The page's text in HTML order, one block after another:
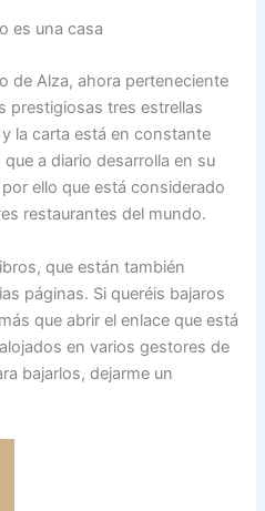
es una casa
de Alza, ahora perteneciente
prestigiosas tres estrellas
la carta está en constante
a diario desarrolla en su
ello que está considerado
restaurantes del mundo.
que están también
páginas. Si queréis bajaros
que abrir el enlace que está
en varios gestores de
bajarlos, dejarme un